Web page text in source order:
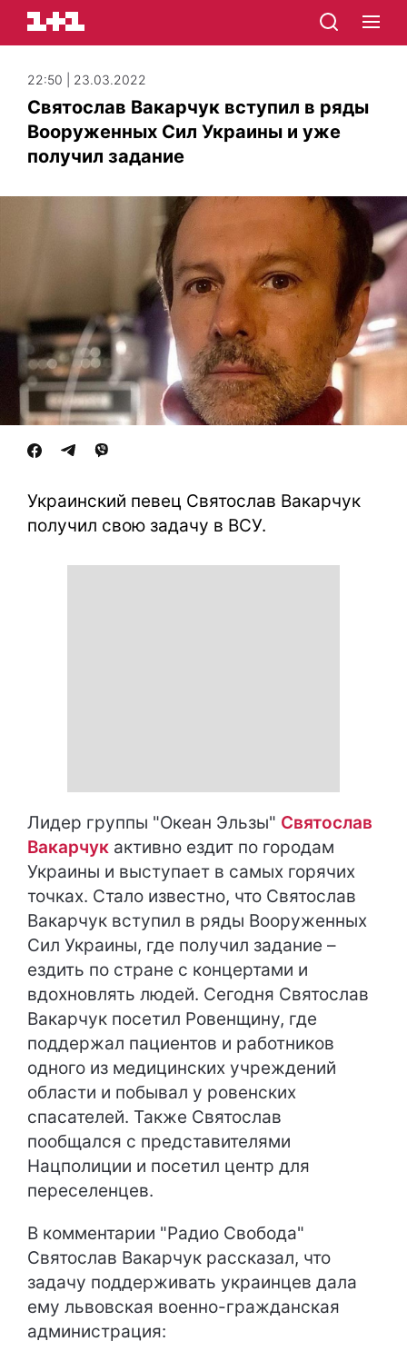
22:50 | 23.03.2022
Святослав Вакарчук вступил в ряды
Вооруженных Сил Украины и уже
получил задание
Украинский певец Святослав Вакарчук
получил свою задачу в ВСУ.
Лидер группы "Океан Эльзы" Святослав
Вакарчук активно ездит по городам
Украины и выступает в самых горячих
точках. Стало известно, что Святослав
Вакарчук вступил в ряды Вооруженных
Сил Украины, где получил задание –
ездить по стране с концертами и
вдохновлять людей. Сегодня Святослав
Вакарчук посетил Ровенщину, где
поддержал пациентов и работников
одного из медицинских учреждений
области и побывал у ровенских
спасателей. Также Святослав
пообщался с представителями
Нацполиции и посетил центр для
переселенцев.
В комментарии "Радио Свобода"
Святослав Вакарчук рассказал, что
задачу поддерживать украинцев дала
ему львовская военно-гражданская
администрация: